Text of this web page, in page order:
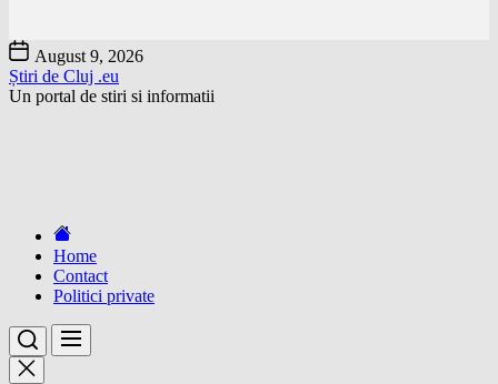
Skip
to
the
content
August 9, 2026
Știri de Cluj .eu
Un portal de stiri si informatii
Home
Contact
Politici private